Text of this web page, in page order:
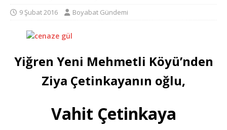
9 Şubat 2016 Boyabat Gündemi
Yiğren Yeni Mehmetli Köyü’nden
Ziya Çetinkayanın oğlu,
Vahit Çetinkaya